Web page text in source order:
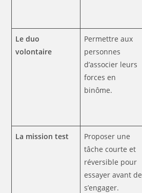
Le duo
volontaire
Permettre aux
personnes
d’associer leurs
forces en
binôme.
La mission test
Proposer une
tâche courte et
réversible pour
essayer avant de
s’engager.